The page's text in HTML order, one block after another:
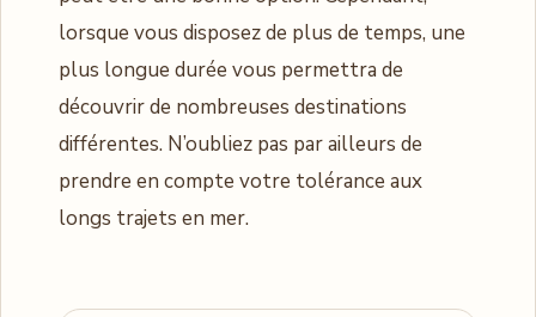
lorsque vous disposez de plus de temps, une
plus longue durée vous permettra de
découvrir de nombreuses destinations
différentes. N’oubliez pas par ailleurs de
prendre en compte votre tolérance aux
longs trajets en mer.